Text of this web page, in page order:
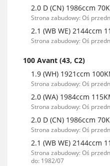
2.0 D (CN) 1986ccm
Strona zabudowy: Oś
2.1 (WB WE) 2144ccm
Strona zabudowy: Oś
100 Avant (43, C2)
1.9 (WH) 1921ccm
Strona zabudowy: Oś
2.0 (WA) 1984ccm
Strona zabudowy: Oś
2.0 D (CN) 1986ccm
Strona zabudowy: Oś
2.1 (WB WE) 2144ccm
Strona zabudowy: Oś
do: 1982/07